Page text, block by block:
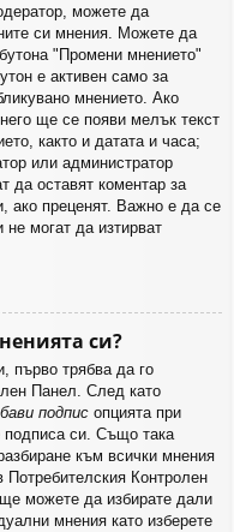
можете да
си мнения. Можете да
"Промени мнението"
е активен само за
мнението. Ако
ще се появи мелък текст
както и датата и часа;
или администратор
да оставят коментар за
ако преценят. Важно е да се
не могат да изтирват
си?
първо трябва да го
Панел. След като
подпис опцията при
подписа си. Също така
към всички мнения
Потребителския Контролен
можете да избирате дали
мнения като изберете